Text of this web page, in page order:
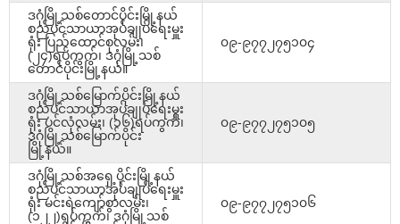
ဒဂုံမြို့သစ်တောင်ပိုင်းမြို့နယ်
စည်ပင်သာယာအုပ်ချုပ်ရေးမှူး
ရုံး ပြည်ထောင်စုလမ်း၊
(၂၄)ရပ်ကွက်၊ ဒဂုံမြို့သစ်
တောင်ပိုင်းမြို့နယ်။
၀၉-၉၇၇၂၇၅၁၀၄
ဒဂုံမြို့သစ်မြောက်ပိုင်းမြို့နယ်
စည်ပင်သာယာအုပ်ချုပ်ရေးမှူး
ရုံး ပင်လုံလမ်း၊ (၁၆)ရပ်ကွက်၊
ဒဂုံမြို့သစ်မြောက်ပိုင်း
မြို့နယ်။
၀၉-၉၇၇၂၇၅၁၀၅
ဒဂုံမြို့သစ်အရှေ့ပိုင်းမြို့နယ်
စည်ပင်သာယာအုပ်ချုပ်ရေးမှူး
ရုံး မင်းရဲကျော်စွာလမ်း၊
(၁၂၂)ရပ်ကွက်၊ ဒဂုံမြို့သစ်
၀၉-၉၇၇၂၇၅၁၀၆